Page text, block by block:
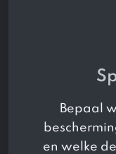
Bepaal
en welke